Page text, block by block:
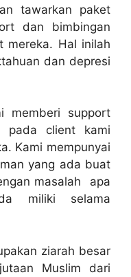
tawarkan paket
dan bimbingan
mereka. Hal inilah
dan depresi
memberi support
pada client kami
Kami mempunyai
yang ada buat
masalah apa
miliki selama
ziarah besar
Muslim dari